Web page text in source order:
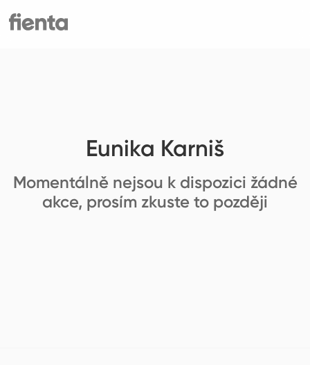
Eunika Karniš
Momentálně nejsou k dispozici žádné
akce, prosím zkuste to později